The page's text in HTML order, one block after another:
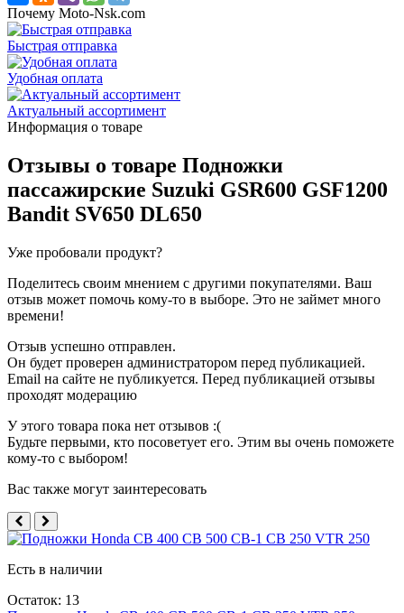
Почему Moto-Nsk.com
Быстрая отправка
Удобная оплата
Актуальный ассортимент
Информация о товаре
Отзывы о товаре Подножки
пассажирские Suzuki GSR600 GSF1200
Bandit SV650 DL650
Уже пробовали продукт?
Поделитесь своим мнением с другими покупателями. Ваш
отзыв может помочь кому-то в выборе. Это не займет много
времени!
Отзыв успешно отправлен.
Он будет проверен администратором перед публикацией.
Email на сайте не публикуется. Перед публикацией отзывы
проходят модерацию
У этого товара пока нет отзывов :(
Будьте первыми, кто посоветует его. Этим вы очень поможете
кому-то с выбором!
Вас также могут заинтересовать
Есть в наличии
Остаток: 13